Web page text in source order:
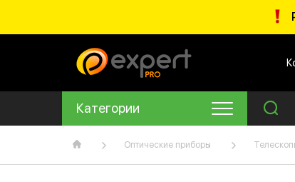
Категории
Оптические приборы